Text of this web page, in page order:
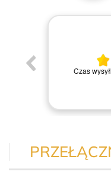
Czas